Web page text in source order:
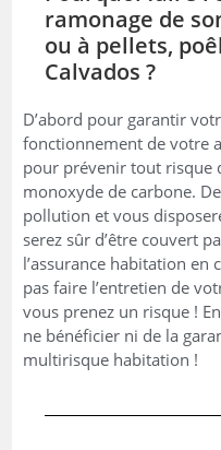
ramonage de
ou à pellets,
Calvados ?
D’abord pour garantir
fonctionnement de votre
pour prévenir tout risque
monoxyde de carbone.
pollution et vous
serez sûr d’être couvert
l’assurance habitation en
pas faire l’entretien de
vous prenez un risque !
ne bénéficier ni de la
multirisque habitation !